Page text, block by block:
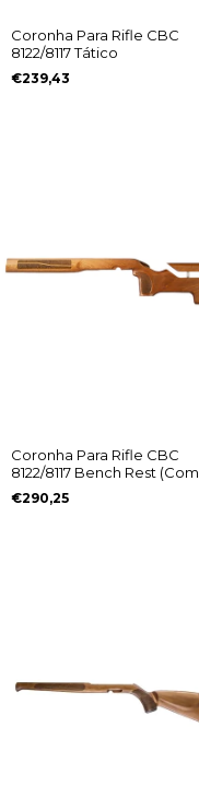
Coronha Para Rifle CBC
8122/8117 Tático
€239,43
Coronha Para Rifle CBC
8122/8117 Bench Rest (Com
Regulagem) Destro
€290,25